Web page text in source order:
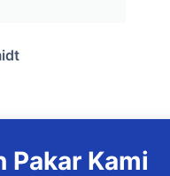
Pakar Kami